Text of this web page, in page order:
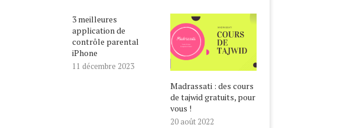
3 meilleures
application de
contrôle parental
iPhone
11 décembre 2023
Madrassati : des cours
de tajwid gratuits, pour
vous !
20 août 2022